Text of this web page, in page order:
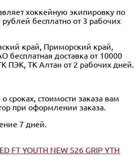
хоккейную экипировку по
рублей бесплатно от 3 рабочих
край, Приморский край,
бесплатная доставка от 10000
ПЭК, ТК Алтан от 2 рабочих дней.
стоимости заказа вам
при оформлении заказа.
7 дней.
FT YOUTH NEW S26 GRIP YTH